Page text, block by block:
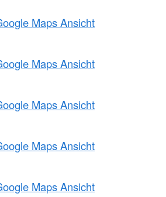
Maps Ansicht
Maps Ansicht
Maps Ansicht
Maps Ansicht
Maps Ansicht